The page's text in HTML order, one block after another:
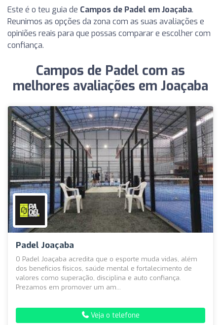
Este é o teu guia de Campos de Padel em Joaçaba.
Reunimos as opções da zona com as suas avaliações e
opiniões reais para que possas comparar e escolher com
confiança.
Campos de Padel com as
melhores avaliações em Joaçaba
Padel Joaçaba
O Padel Joaçaba acredita que o esporte muda vidas, além
dos benefícios físicos, saúde mental e fortalecimento de
valores como superação, disciplina e auto confiança.
Prezamos em promover um am...
Veja o telefone